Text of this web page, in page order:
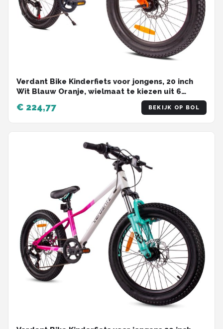
Verdant Bike Kinderfiets voor jongens, 20 inch
Wit Blauw Oranje, wielmaat te kiezen uit 6
versnellingen Shimano van 6 tot 10 jaar in hoogte
verstelbaar
€ 224,77 BEKIJK OP BOL